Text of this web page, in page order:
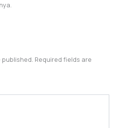
Required fields are